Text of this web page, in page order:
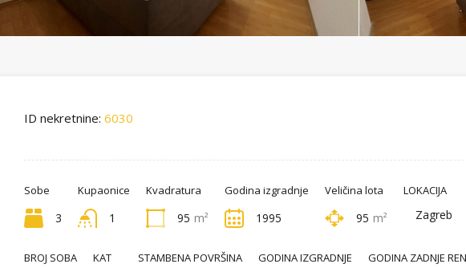
ID nekretnine: 6030
Sobe
3
Kupaonice
1
Kvadratura
95 m²
Godina izgradnje
1995
Veličina lota
95 m²
LOKACIJA
Zagreb
BROJ SOBA KAT STAMBENA POVRŠINA GODINA IZGRADNJE GODINA ZADNJE